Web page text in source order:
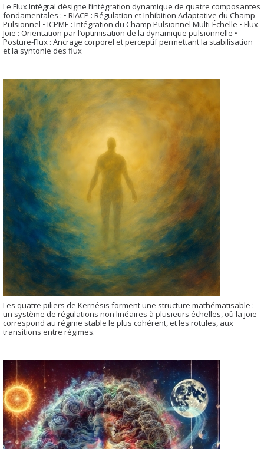
Le Flux Intégral désigne l’intégration dynamique de quatre composantes
fondamentales : • RIACP : Régulation et Inhibition Adaptative du Champ
Pulsionnel • ICPME : Intégration du Champ Pulsionnel Multi-Échelle • Flux-
Joie : Orientation par l’optimisation de la dynamique pulsionnelle •
Posture-Flux : Ancrage corporel et perceptif permettant la stabilisation
et la syntonie des flux
Les quatre piliers de Kernésis forment une structure mathématisable :
un système de régulations non linéaires à plusieurs échelles, où la joie
correspond au régime stable le plus cohérent, et les rotules, aux
transitions entre régimes.